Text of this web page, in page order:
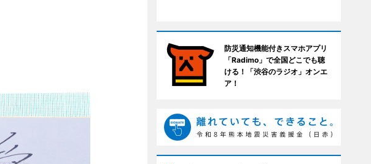
防災通知機能付きスマホアプリ
「Radimo」で全国どこでも聴
ける！「渋谷のラジオ」オンエ
ア！